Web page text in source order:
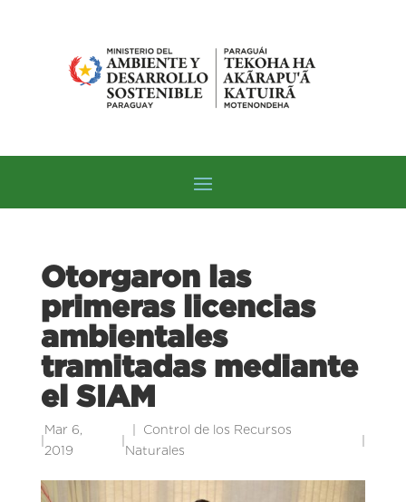
Otorgaron las
primeras licencias
ambientales
tramitadas mediante
el SIAM
|
Mar 6,
2019
|
Control de los Recursos
Naturales
|